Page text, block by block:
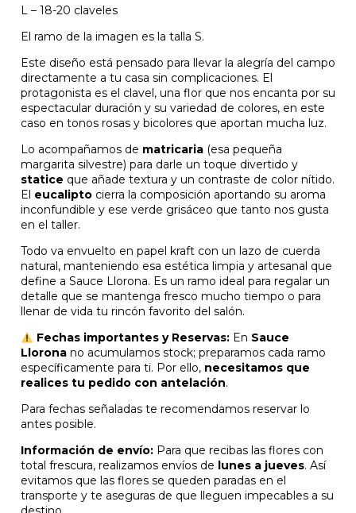
L – 18-20 claveles
El ramo de la imagen es la talla S.
Este diseño está pensado para llevar la alegría del campo
directamente a tu casa sin complicaciones. El
protagonista es el clavel, una flor que nos encanta por su
espectacular duración y su variedad de colores, en este
caso en tonos rosas y bicolores que aportan mucha luz.
Lo acompañamos de matricaria (esa pequeña
margarita silvestre) para darle un toque divertido y
statice que añade textura y un contraste de color nítido.
El eucalipto cierra la composición aportando su aroma
inconfundible y ese verde grisáceo que tanto nos gusta
en el taller.
Todo va envuelto en papel kraft con un lazo de cuerda
natural, manteniendo esa estética limpia y artesanal que
define a Sauce Llorona. Es un ramo ideal para regalar un
detalle que se mantenga fresco mucho tiempo o para
llenar de vida tu rincón favorito del salón.
Fechas importantes y Reservas:En Sauce
Llorona no acumulamos stock; preparamos cada ramo
específicamente para ti. Por ello, necesitamos que
realices tu pedido con antelación.
Para fechas señaladas te recomendamos reservar lo
antes posible.
Información de envío: Para que recibas las flores con
total frescura, realizamos envíos de lunes a jueves. Así
evitamos que las flores se queden paradas en el
transporte y te aseguras de que lleguen impecables a su